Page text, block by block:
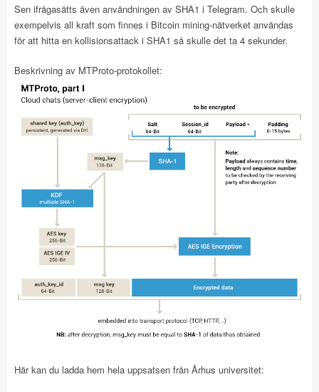
Sen ifrågasätts även användningen av SHA1 i Telegram. Och skulle
exempelvis all kraft som finnes i Bitcoin mining-nätverket användas
för att hitta en kollisionsattack i SHA1 så skulle det ta 4 sekunder.
Beskrivning av MTProto-protokollet:
Här kan du ladda hem hela uppsatsen från Århus universitet: